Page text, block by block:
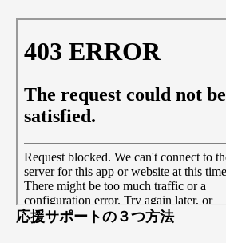
応援サポートの３つ方法